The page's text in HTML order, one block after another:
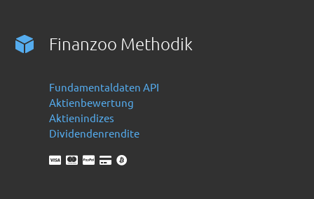
Finanzoo Methodik
Fundamentaldaten API
Aktienbewertung
Aktienindizes
Dividendenrendite